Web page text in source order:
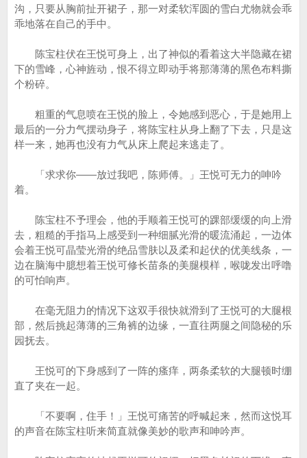
沟，只要从胸前扯开裙子，那一对柔软浑圆的雪白尤物就会乖
乖地落在自己的手中。
陈宝柱伏在王悦可身上，出了神似的看着这大半隐藏在裙
下的雪峰，心神旌动，恨不得立即动手将那薄薄的黑色布料撕
个粉碎。
粗重的气息喷在王悦的脸上，令她感到恶心，于是她用上
最后的一分力气摆动身子，将陈宝柱从身上翻了下去，只是这
样一来，她再也没有力气从床上爬起来逃走了。
「求求你——放过我吧，陈师傅。」王悦可无力的呻吟
着。
陈宝柱不予理会，他的手顺着王悦可的踝部缓缓的向上滑
去，粗糙的手指马上感受到一种细腻光滑的暖流涌起，一边体
会着王悦可晶莹光滑的绝品雪肤以及柔和起伏的优美线条，一
边在脑海中臆想着王悦可修长苗条的美腿模样，喉咙发出呼噜
的可怕响声。
在毫无阻力的情况下这双手很快就滑到了王悦可的大腿根
部，然后挑起薄薄的三角裤的边缘，一直往两腿之间隐秘的乐
园抚去。
王悦可的下身感到了一阵的瘙痒，两条柔软的大腿顿时绷
直了夹在一起。
「不要啊，住手！」王悦可痛苦的呼喊起来，然而这悦耳
的声音在陈宝柱听来简直就像美妙的歌声和呻吟声。